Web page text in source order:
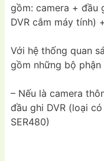
gồm: camera + đầu
DVR cắm máy tính)
Với hệ thống quan
gồm những bộ phận
– Nếu là camera
đầu ghi DVR (loại
SER480)